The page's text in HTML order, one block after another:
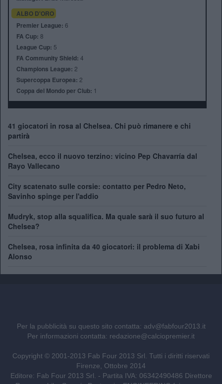
ALBO D'ORO
Premier League: 6
FA Cup: 8
League Cup: 5
FA Community Shield: 4
Champions League: 2
Supercoppa Europea: 2
Coppa del Mondo per Club: 1
41 giocatori in rosa al Chelsea. Chi può rimanere e chi
partirà
Chelsea, ecco il nuovo terzino: vicino Pep Chavarría dal
Rayo Vallecano
City scatenato sulle corsie: contatto per Pedro Neto,
Savinho spinge per l'addio
Mudryk, stop alla squalifica. Ma quale sarà il suo futuro al
Chelsea?
Chelsea, rosa infinita da 40 giocatori: il problema di Xabi
Alonso
Per la pubblicità su questo sito contatta: adv@fabfour2013.it
Per informazioni contatta: redazione@calciopremier.it
Copyright © 2001-2013 Fab Four 2013 Srl. Tutti i diritti riservati
Firenze, Ottobre 2014
Editore: Fab Four 2013 Srl. - Partita IVA: 06342490486 Direttore